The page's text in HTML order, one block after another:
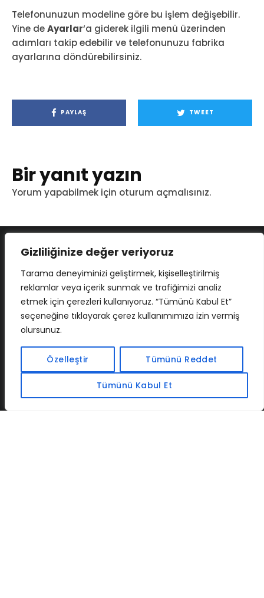
Gizliliğinize değer veriyoruz
Tarama deneyiminizi geliştirmek, kişiselleştirilmiş
reklamlar veya içerik sunmak ve trafiğimizi analiz
etmek için çerezleri kullanıyoruz. “Tümünü Kabul Et”
seçeneğine tıklayarak çerez kullanımımıza izin vermiş
olursunuz.
Özelleştir Tümünü Reddet
Tümünü Kabul Et
Telefonunuzun modeline göre bu işlem değişebilir.
Yine deAyarlar‘a giderek ilgili menü üzerinden
adımları takip edebilir ve telefonunuzu fabrika
ayarlarına döndürebilirsiniz.
PAYLAŞ TWEET
Bir yanıt yazın
Yorum yapabilmek için oturum açmalısınız.
İLETIŞIM BAF CADSOFTUSA MAXIMUMPCGUIDES